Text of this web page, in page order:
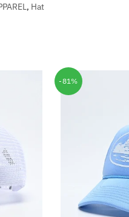
, Hat
-81%